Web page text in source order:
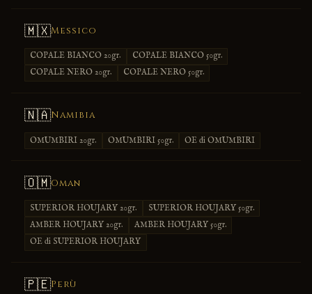
🇲🇽Messico
COPALE BIANCO 20gr.
COPALE BIANCO 50gr.
COPALE NERO 20gr.
COPALE NERO 50gr.
🇳🇦Namibia
OMUMBIRI 20gr. OMUMBIRI 50gr. OE di OMUMBIRI
🇴🇲Oman
SUPERIOR HOUJARY 20gr.
SUPERIOR HOUJARY 50gr.
AMBER HOUJARY 20gr.
AMBER HOUJARY 50gr.
OE di SUPERIOR HOUJARY
🇵🇪Perù